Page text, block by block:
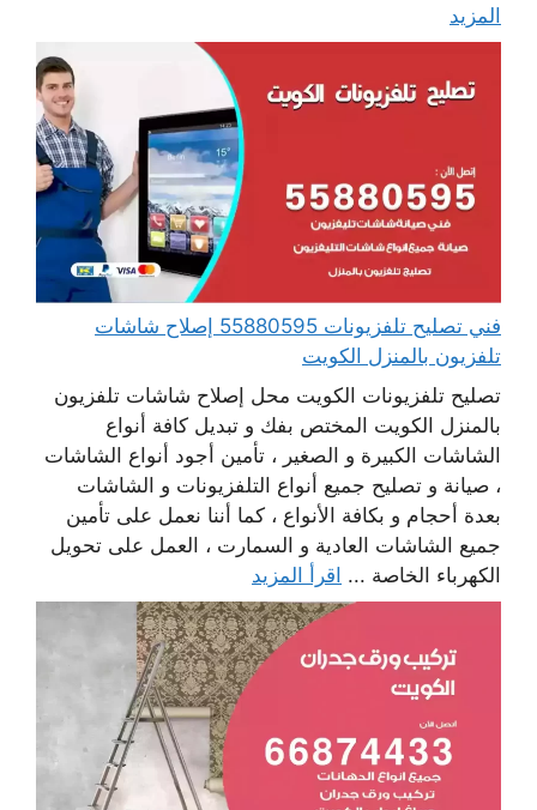
المزيد
فني تصليح تلفزيونات 55880595 إصلاح شاشات
تلفزيون بالمنزل الكويت
تصليح تلفزيونات الكويت محل إصلاح شاشات تلفزيون
بالمنزل الكويت المختص بفك و تبديل كافة أنواع
الشاشات الكبيرة و الصغير ، تأمين أجود أنواع الشاشات
، صيانة و تصليح جميع أنواع التلفزيونات و الشاشات
بعدة أحجام و بكافة الأنواع ، كما أننا نعمل على تأمين
جميع الشاشات العادية و السمارت ، العمل على تحويل
الكهرباء الخاصة ... اقرأ المزيد